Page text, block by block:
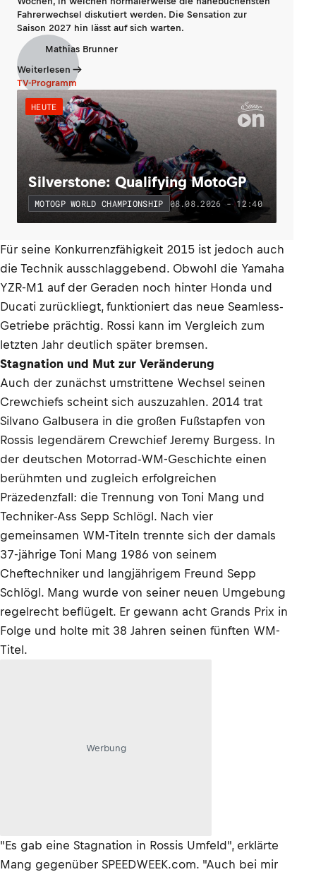
Fahrerwechsel diskutiert werden. Die Sensation zur
Saison 2027 hin lässt auf sich warten.
Mathias Brunner
Weiterlesen
TV-Programm
HEUTE
Silverstone: Qualifying MotoGP
MOTOGP WORLD CHAMPIONSHIP 08.08.2026 - 12:40
Für seine Konkurrenzfähigkeit 2015 ist jedoch auch
die Technik ausschlaggebend. Obwohl die Yamaha
YZR-M1 auf der Geraden noch hinter Honda und
Ducati zurückliegt, funktioniert das neue Seamless-
Getriebe prächtig. Rossi kann im Vergleich zum
letzten Jahr deutlich später bremsen.
Stagnation und Mut zur Veränderung
Auch der zunächst umstrittene Wechsel seinen
Crewchiefs scheint sich auszuzahlen. 2014 trat
Silvano Galbusera in die großen Fußstapfen von
Rossis legendärem Crewchief Jeremy Burgess. In
der deutschen Motorrad-WM-Geschichte einen
berühmten und zugleich erfolgreichen
Präzedenzfall: die Trennung von Toni Mang und
Techniker-Ass Sepp Schlögl. Nach vier
gemeinsamen WM-Titeln trennte sich der damals
37-jährige Toni Mang 1986 von seinem
Cheftechniker und langjährigem Freund Sepp
Schlögl. Mang wurde von seiner neuen Umgebung
regelrecht beflügelt. Er gewann acht Grands Prix in
Folge und holte mit 38 Jahren seinen fünften WM-
Titel.
Werbung
"Es gab eine Stagnation in Rossis Umfeld", erklärte
Mang gegenüber SPEEDWEEK.com. "Auch bei mir